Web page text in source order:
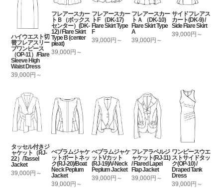
ハイウエスト切
替フレアスリー
ブワンピース
（OP-11）/Flare
Sleeve High
Waist Dress
39,000円～
フレアースカー
トＢ（ボックス
センター）(DK-
12) / Flare Skirt
Type B (center
pleat)
39,000円～
フレアースカー
トF （DK-17)
Flare Skirt Type
F
39,000円～
フレアースカー
トＡ （DK-10)
Flare Skirt Type
A
39,000円～
サイドフレアス
カート(DK-9) /
Side Flare Skirt
39,000円～
タッセル付きジ
ャケット（RJ-
22）/Tassel
Jacket
39,000円～
ぺプラムジャケ
ットボートネッ
ク(RJ-20)/Boat
Neck Peplum
Jacket
39,000円～
ぺプラムジャケ
ットVカット
(RJ-19)/V-Neck
Peplum Jacket
39,000円～
フレアラペルジ
ャケット(RJ-11)
/ Flared Lapel
Flap Jacket
39,000円～
ワンピースウエ
ストサイドタッ
ク(OP-10) /
Draped Tank
Dress
39,000円～